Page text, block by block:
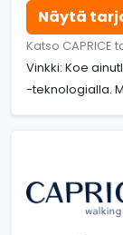
Näytä
Katso CAPRICE
Vinkki: Koe
-teknologialla.